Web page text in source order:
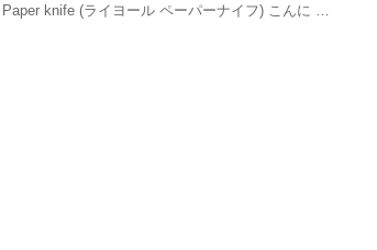
Paper knife (ライヨール ペーパーナイフ) こんに …